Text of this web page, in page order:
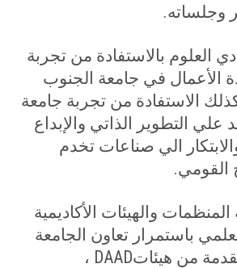
وجلساته.
العلوم بالاستفادة من تجربة
الأعمال في جامعة الجنوب
الاستفادة من تجربة جامعة
علي التطوير الذاتي والإبداع
الي صناعات تخدم
القومي.
والهيئات الأكاديمية
باستمرار تعاون الجامعة
من هيئاتDAAD ،